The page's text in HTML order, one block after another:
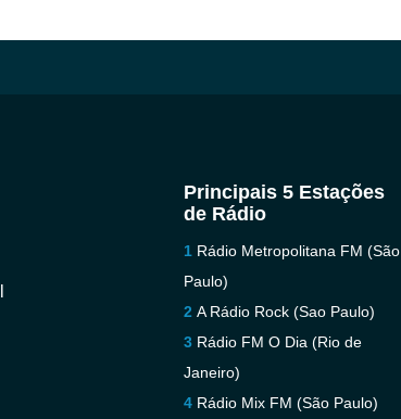
Principais 5 Estações
de Rádio
Rádio Metropolitana FM (São
Paulo)
A Rádio Rock (Sao Paulo)
Rádio FM O Dia (Rio de
Janeiro)
Rádio Mix FM (São Paulo)